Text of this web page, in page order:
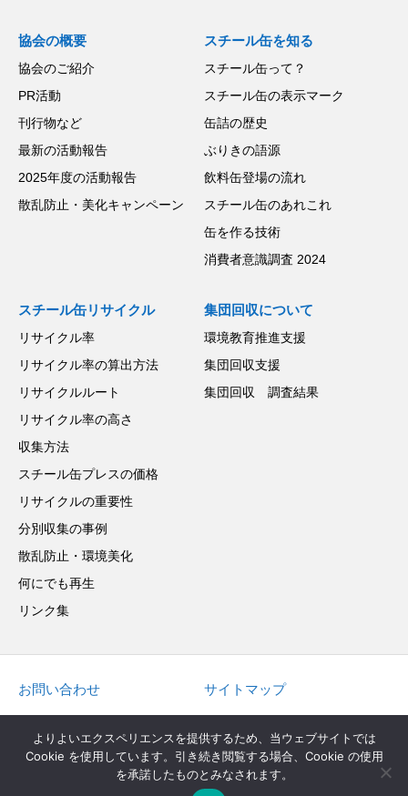
協会の概要
協会のご紹介
PR活動
刊行物など
最新の活動報告
2025年度の活動報告
散乱防止・美化キャンペーン
スチール缶を知る
スチール缶って？
スチール缶の表示マーク
缶詰の歴史
ぶりきの語源
飲料缶登場の流れ
スチール缶のあれこれ
缶を作る技術
消費者意識調査 2024
スチール缶リサイクル
リサイクル率
リサイクル率の算出方法
リサイクルルート
リサイクル率の高さ
収集方法
スチール缶プレスの価格
リサイクルの重要性
分別収集の事例
散乱防止・環境美化
何にでも再生
リンク集
集団回収について
環境教育推進支援
集団回収支援
集団回収 調査結果
お問い合わせ サイトマップ
Copyright © 2022 JAPAN STEEL CAN RECYCLING ASSOCIATION. All Rights
よりよいエクスペリエンスを提供するため、当ウェブサイトでは
Cookie を使用しています。引き続き閲覧する場合、Cookie の使用
を承諾したものとみなされます。